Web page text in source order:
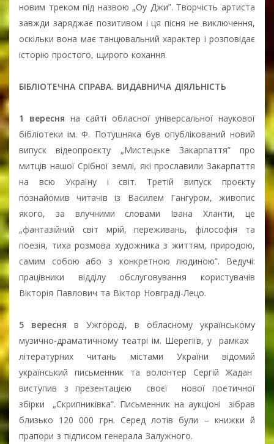
новим треком під назвою „Оу Джи”. Творчість артиста
завжди заряджає позитивом і ця пісня не виключення,
оскільки вона має танцювальний характер і розповідає
історію простого, щирого кохання.
БІБЛІОТЕЧНА СПРАВА. ВИДАВНИЧА ДІЯЛЬНІСТЬ
1 вересня на сайті обласної універсальної наукової
бібліотеки ім. Ф. Потушняка був опублікований новий
випуск відеопроєкту „Мистецьке Закарпаття” про
митців нашої Срібної землі, які прославили Закарпаття
на всю Україну і світ. Третій випуск проєкту
познайомив читачів із Василем Гангуром, живопис
якого, за влучними словами Івана Хланти, це
„фантазійний світ мрій, переживань, філософія та
поезія, тиха розмова художника з життям, природою,
самим собою або з конкретною людиною”. Ведучі:
працівники відділу обслуговування користувачів
Вікторія Павлович та Віктор Новграді-Лецо.
5 вересня в Ужгороді, в обласному українському
музично-драматичному театрі ім. Шерегіїв, у рамках
літературних читань містами України відомий
український письменник та волонтер Сергій Жадан
виступив з презентацією своєї нової поетичної
збірки „Скрипниківка”. Письменник на аукціоні зібрав
близько 120 000 грн. Серед лотів були – книжки й
прапори з підписом генерала Залужного.